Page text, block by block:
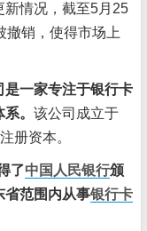
新情况，截至5月25
撤销，使得市场上
是一家专注于银行卡
。 该公司成立于
册资本。
了中国人民银行颁
省范围内从事银行卡